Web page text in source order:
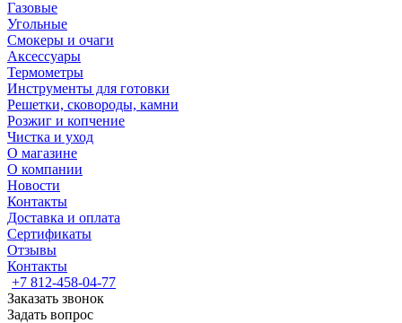
Газовые
Угольные
Смокеры и очаги
Аксессуары
Термометры
Инструменты для готовки
Решетки, сковороды, камни
Розжиг и копчение
Чистка и уход
О магазине
О компании
Новости
Контакты
Доставка и оплата
Сертификаты
Отзывы
Контакты
+7 812-458-04-77
Заказать звонок
Задать вопрос